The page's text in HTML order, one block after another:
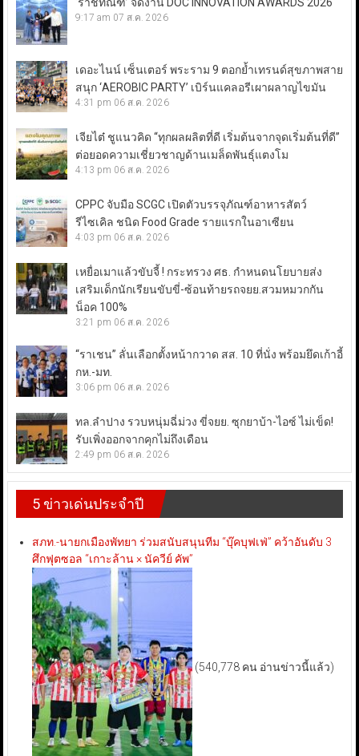
‘ราชทัณฑ์’ จัดงาน DOC INNOVATION AWARDS 2026
9:17 am 07 ส.ค. 2026
เดอะไนน์ เซ็นเตอร์ พระราม 9 ตอกย้ำเทรนด์สุขภาพสาย
สนุก ‘AEROBIC PARTY’ เบิร์นแคลอรีเผาผลาญไขมัน
4:31 pm 06 ส.ค. 2026
เจียไต๋ ชูแนวคิด “ทุกผลผลิตที่ดี เริ่มต้นจากจุดเริ่มต้นที่ดี”
ต่อยอดความเชี่ยวชาญด้านเมล็ดพันธุ์แตงโม
4:13 pm 06 ส.ค. 2026
CPPC จับมือ SCGC เปิดตัวบรรจุภัณฑ์อาหารสัตว์
รีไซเคิล ชนิด Food Grade รายแรกในอาเซียน
4:03 pm 06 ส.ค. 2026
เหยื่อเมาแล้วขับจี้ ! กระทรวง ศธ. กำหนดนโยบายส่ง
เสริมเด็กนักเรียนขับขี่-ซ้อนท้ายรถจยย.สวมหมวกกัน
น็อค 100%
3:21 pm 06 ส.ค. 2026
“ราเชน” ลั่นเลือกตั้งหน้ากวาด สส. 10 ที่นั่ง พร้อมยึดเก้าอี้
กห.-มท.
3:06 pm 06 ส.ค. 2026
ทล.ลำปาง รวบหนุ่มฉี่ม่วง ขี่จยย. ซุกยาบ้า-ไอซ์ ไม่เข็ด!
รับเพิ่งออกจากคุกไม่ถึงเดือน
2:49 pm 06 ส.ค. 2026
5 ข่าวเด่นประจำปี
สภท.-นายกเมืองพัทยา ร่วมสนับสนุนทีม “บุ๊คบุฟเฟ่” คว้าอันดับ 3
ศึกฟุตซอล “เกาะล้าน × นัควีย์ คัพ”
(540,778 คน อ่านข่าวนี้แล้ว)